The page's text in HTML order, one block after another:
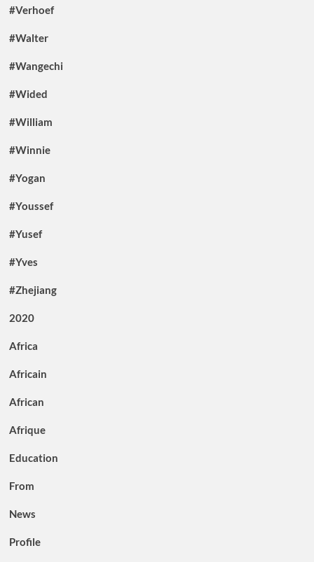
#Verhoef
#Walter
#Wangechi
#Wided
#William
#Winnie
#Yogan
#Youssef
#Yusef
#Yves
#Zhejiang
2020
Africa
Africain
African
Afrique
Education
From
News
Profile